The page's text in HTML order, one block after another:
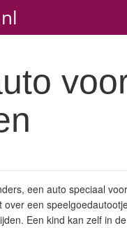
een auto speciaal
over een
Een kind kan zelf in